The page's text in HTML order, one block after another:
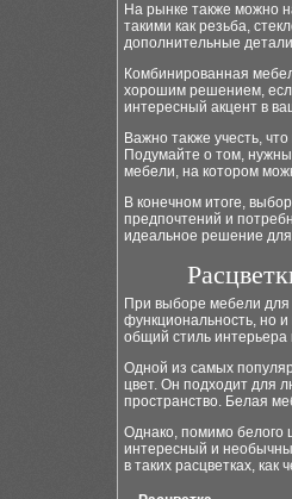
На рынке также можно
такими как резьба,
дополнительные
Комбинированная
хорошим решением,
интересный акцент в
Важно также учесть,
Подумайте о том,
мебели, на котором
В конечном итоге,
предпочтений и
идеальное решение для
При выборе мебели для
функциональность, но
общий стиль интерьера
Одной из самых
цвет. Он подходит для
пространство. Белая
Однако, помимо белого
интересный и
в таких расцветках,